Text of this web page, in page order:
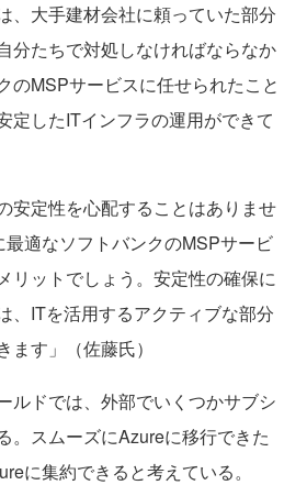
、大手建材会社に頼っていた部分
分たちで対処しなければならなか
のMSPサービスに任せられたこと
定したITインフラの運用ができて
安定性を心配することはありませ
適なソフトバンクのMSPサービ
リットでしょう。安定性の確保に
、ITを活用するアクティブな部分
ます」（佐藤氏）
ルドでは、外部でいくつかサブシ
。スムーズにAzureに移行できた
に集約できると考えている。